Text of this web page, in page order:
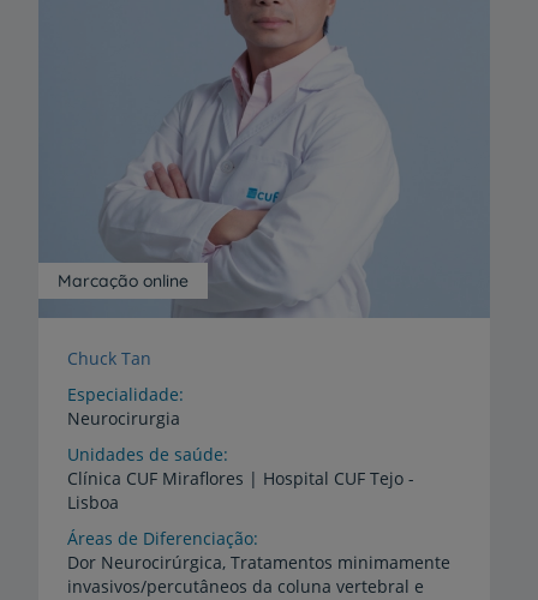
Marcação online
Chuck Tan
Especialidade
Neurocirurgia
Unidades de saúde
Clínica CUF Miraflores | Hospital CUF Tejo -
Lisboa
Áreas de Diferenciação
Dor Neurocirúrgica, Tratamentos minimamente
invasivos/percutâneos da coluna vertebral e